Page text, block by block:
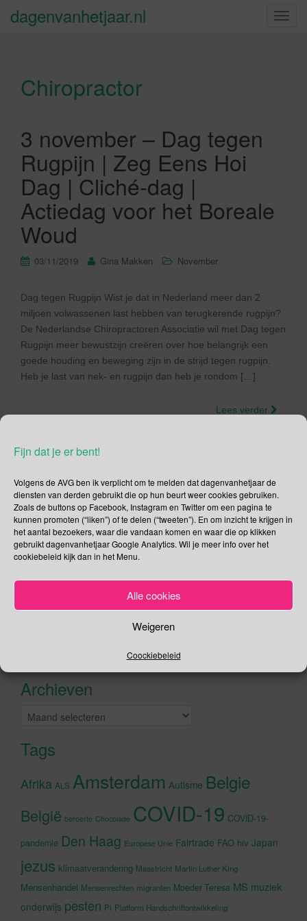
Fijn dat je er bent!
Volgens de AVG ben ik verplicht om te melden dat dagenvanhetjaar de
diensten van derden gebruikt die op hun beurt weer cookies gebruiken.
Zoals de buttons op Facebook, Instagram en Twitter om een pagina te
kunnen promoten (“liken”) of te delen (“tweeten”). En om inzicht te krijgen in
het aantal bezoekers, waar die vandaan komen en waar die op klikken
gebruikt dagenvanhetjaar Google Analytics. Wil je meer info over het
cookiebeleid kijk dan in het Menu.
Alle cookies
Weigeren
Coockiebeleid
S
dagenvanhetjaar.nl
Chiropractor
3 november – Dag tegen
Rugpijn | Zeg Eens Hoi
Dag | Cliché-dag |
Actiedag voor het Boreale
Woud
03/11/2019 Gina Makken November
Dag tegen Rugpijn Wist je dat in Nederland meer dan 2
miljoen volwassenen last hebben van terugkerende rugpijn?
De Nederlandse Chiropractoren Associatie wil met Dag tegen
Rugpijn meer bewustzijn creëren over hoe belangrijk een
goede houding en beweging zijn in de strijd tegen rugpijn.
Heb je last van nek- en rugpijn dan heb je rondom […]
Lees verder
Social Media
Je kunt me volgen op
Recente tweetsKlik om marketing cookies te
accepteren en deze inhoud in te
Archieven
Archieven
Tags
Afrika ALS Amsterdam Autisme Belgie
België beroerte Chocolade COVID-19 COVID-19-
pandemie Den Haag Europese Unie Fairtrade FAO hiv Japan
jezus klimaatverandering Maastricht Martin Luther King
Mensenhandel Mensenrechten migranten Moeder Teresa MS muziek
onderwijs pesten Pi Platform Handschriftontwikkeling